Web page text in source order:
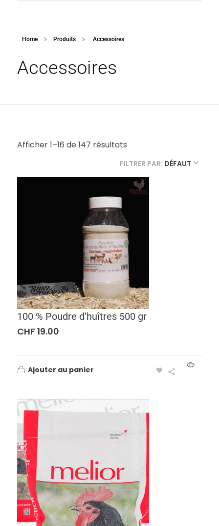
Home Produits Accessoires
Accessoires
Afficher 1–16 de 147 résultats
FILTRER PAR: DÉFAUT
100 % Poudre d’huîtres 500 gr
CHF 19.00
Ajouter au panier